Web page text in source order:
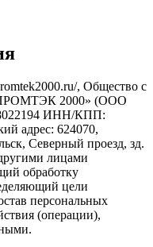
, Общество с
2000» (ООО
ИНН/КПП:
адрес: 624070,
Северный проезд, зд.
лицами
обработку
цели
персональных
(операции),